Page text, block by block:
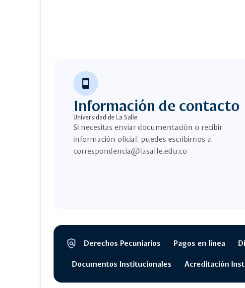
phone_android
Información de contacto
Universidad de La Salle
Si necesitas enviar documentación o recibir
información oficial, puedes escribirnos a:
correspondencia@lasalle.edu.co
policy
Segmento
Derechos Pecuniarios Pagos en línea
Documentos Institucionales Acreditación